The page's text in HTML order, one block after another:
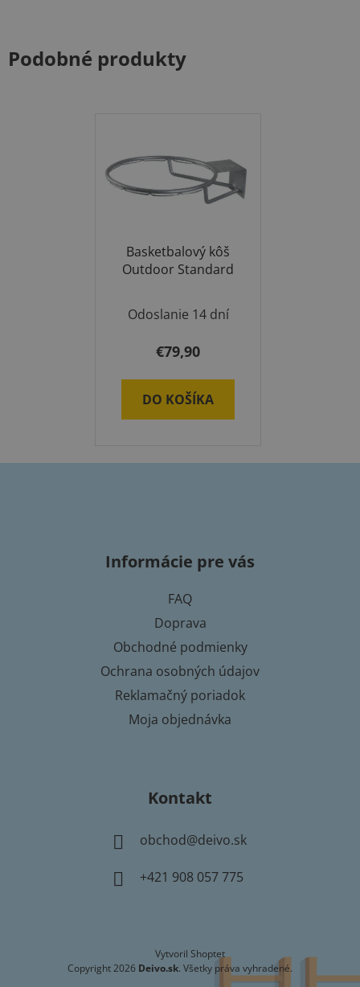
Podobné produkty
Basketbalový kôš
Outdoor Standard
Odoslanie 14 dní
€79,90
DO KOŠÍKA
Informácie pre vás
FAQ
Doprava
Obchodné podmienky
Ochrana osobných údajov
Reklamačný poriadok
Moja objednávka
Kontakt
obchod@deivo.sk
+421 908 057 775
Vytvoril Shoptet
Copyright 2026 Deivo.sk. Všetky práva vyhradené.